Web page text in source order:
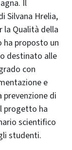
Il
Silvana Hrelia,
la Qualità della
ha proposto un
destinato alle
con
e
di
progetto ha
scientifico
studenti.